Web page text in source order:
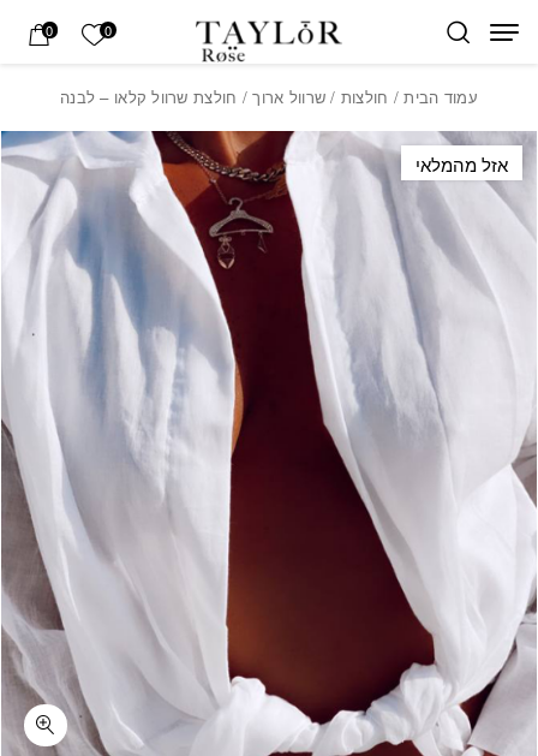
Skip to Content
0 הרשימה
0
עמוד הבית/ חולצות / שרוול ארוך/ חולצת שרוול קלאו – לבנה
אזל מהמלאי
בחזרה למעלה